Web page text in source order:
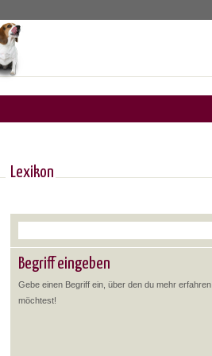
Lexikon
Begriff eingeben
Gebe einen Begriff ein, über den du mehr erfahren
möchtest!